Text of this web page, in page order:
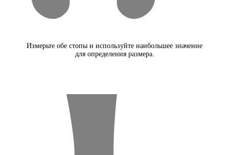
Измерьте обе стопы и используйте наибольшее значение
для определения размера.